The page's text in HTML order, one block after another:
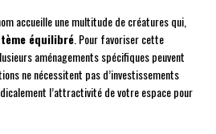
accueille une multitude de créatures qui,
équilibré . Pour favoriser cette
aménagements spécifiques peuvent
ne nécessitent pas d’investissements
l’attractivité de votre espace pour